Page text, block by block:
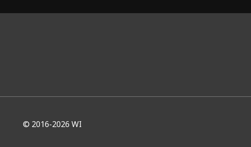
© 2016-2026 WI